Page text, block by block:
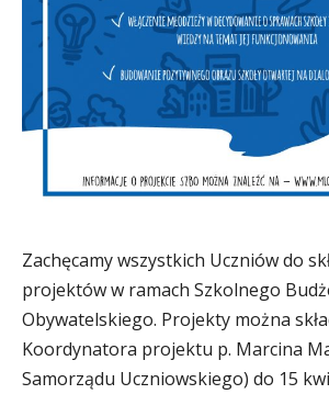
Zachęcamy wszystkich Uczniów do
projektów w ramach Szkolnego
Obywatelskiego. Projekty można
Koordynatora projektu p. Marcina
Samorządu Uczniowskiego) do 15